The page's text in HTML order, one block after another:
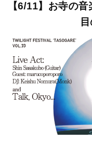
【6/11】お寺の